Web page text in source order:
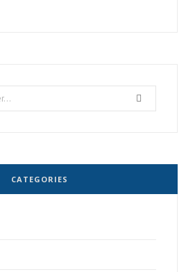
CATEGORIES